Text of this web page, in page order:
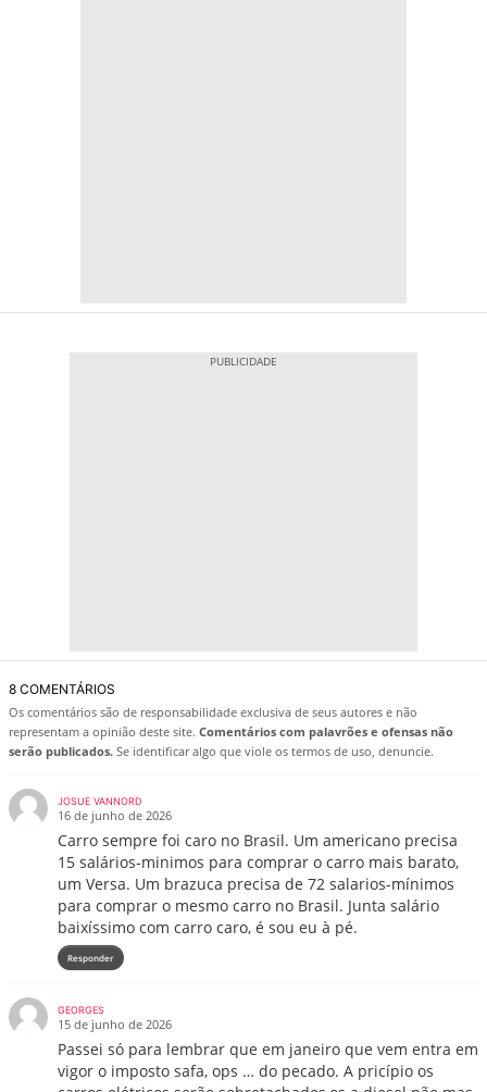
8 COMENTÁRIOS
Os comentários são de responsabilidade exclusiva de seus autores e não
representam a opinião deste site. Comentários com palavrões e ofensas não
serão publicados. Se identificar algo que viole os termos de uso, denuncie.
JOSUE VANNORD
16 de junho de 2026
Carro sempre foi caro no Brasil. Um americano precisa
15 salários-minimos para comprar o carro mais barato,
um Versa. Um brazuca precisa de 72 salarios-mínimos
para comprar o mesmo carro no Brasil. Junta salário
baixíssimo com carro caro, é sou eu à pé.
Responder
GEORGES
15 de junho de 2026
Passei só para lembrar que em janeiro que vem entra em
vigor o imposto safa, ops … do pecado. A pricípio os